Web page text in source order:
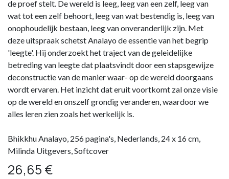
de proef stelt. De wereld is leeg, leeg van een zelf, leeg van
wat tot een zelf behoort, leeg van wat bestendig is, leeg van
onophoudelijk bestaan, leeg van onveranderlijk zijn. Met
deze uitspraak schetst Analayo de essentie van het begrip
'leegte'. Hij onderzoekt het traject van de geleidelijke
betreding van leegte dat plaatsvindt door een stapsgewijze
deconstructie van de manier waar- op de wereld doorgaans
wordt ervaren. Het inzicht dat eruit voortkomt zal onze visie
op de wereld en onszelf grondig veranderen, waardoor we
alles leren zien zoals het werkelijk is.
Bhikkhu Analayo, 256 pagina's, Nederlands, 24 x 16 cm,
Milinda Uitgevers, Softcover
26,65 €